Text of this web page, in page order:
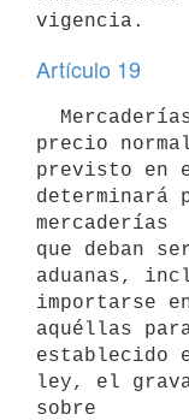
Artículo 19
precio
previsto en
determinará
mercaderías
que deban
aduanas,
importarse
aquéllas
establecido
ley, el
sobre